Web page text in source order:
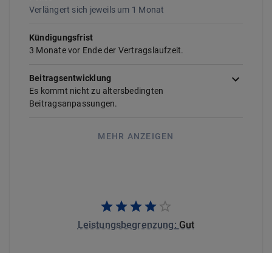
Verlängert sich jeweils um 1 Monat
Kündigungsfrist
3 Monate vor Ende der Vertragslaufzeit.
Beitragsentwicklung
Es kommt nicht zu altersbedingten
Beitragsanpassungen.
MEHR ANZEIGEN
Leistungsbegrenzung: Gut